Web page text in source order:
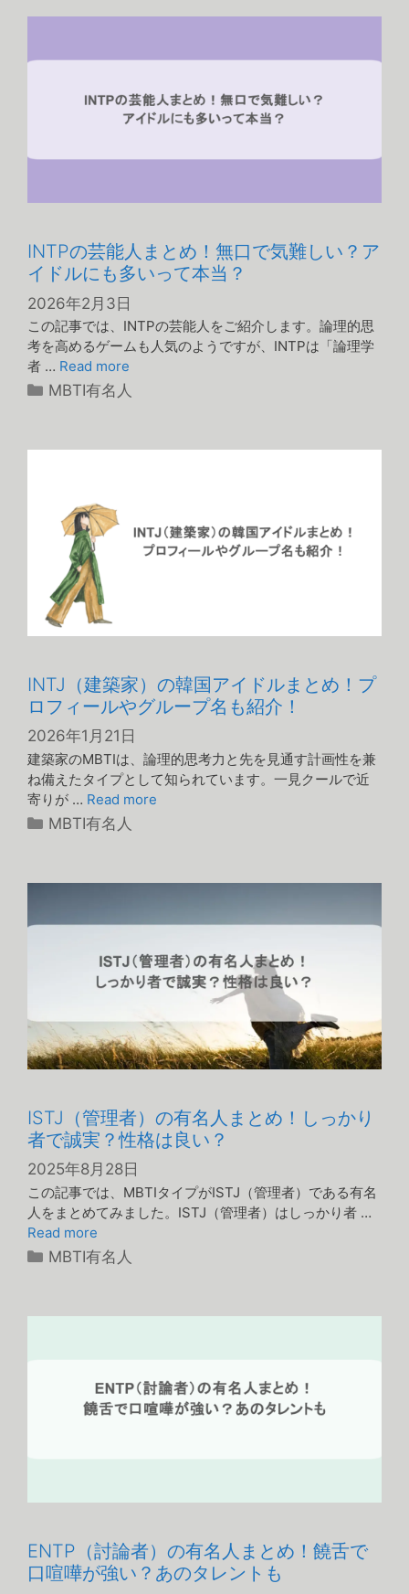
リ
INTPの芸能人まとめ！無口で気難しい？ア
イドルにも多いって本当？
2026年2月3日
この記事では、INTPの芸能人をご紹介します。論理的思
考を高めるゲームも人気のようですが、INTPは「論理学
者 … Read more
カ
リ
MBTI有名人
INTJ（建築家）の韓国アイドルまとめ！プ
ロフィールやグループ名も紹介！
2026年1月21日
建築家のMBTIは、論理的思考力と先を見通す計画性を兼
ね備えたタイプとして知られています。一見クールで近
寄りが … Read more
カ
リ
MBTI有名人
ISTJ（管理者）の有名人まとめ！しっかり
者で誠実？性格は良い？
2025年8月28日
この記事では、MBTIタイプがISTJ（管理者）である有名
人をまとめてみました。ISTJ（管理者）はしっかり者 …
Read more
カ
リ
MBTI有名人
ENTP（討論者）の有名人まとめ！饒舌で
口喧嘩が強い？あのタレントも